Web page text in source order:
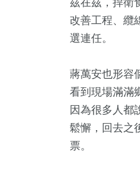
茲在茲，捍衛
改善工程、纜
選連任。
蔣萬安也形容
看到現場滿滿
因為很多人都
鬆懈，回去之
票。